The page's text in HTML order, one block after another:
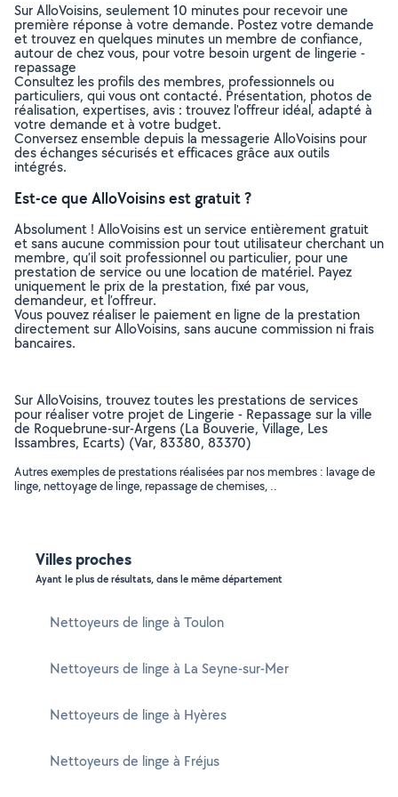
Sur AlloVoisins, seulement 10 minutes pour recevoir une
première réponse à votre demande. Postez votre demande
et trouvez en quelques minutes un membre de confiance,
autour de chez vous, pour votre besoin urgent de lingerie -
repassage
Consultez les profils des membres, professionnels ou
particuliers, qui vous ont contacté. Présentation, photos de
réalisation, expertises, avis : trouvez l'offreur idéal, adapté à
votre demande et à votre budget.
Conversez ensemble depuis la messagerie AlloVoisins pour
des échanges sécurisés et efficaces grâce aux outils
intégrés.
Est-ce que AlloVoisins est gratuit ?
Absolument ! AlloVoisins est un service entièrement gratuit
et sans aucune commission pour tout utilisateur cherchant un
membre, qu’il soit professionnel ou particulier, pour une
prestation de service ou une location de matériel. Payez
uniquement le prix de la prestation, fixé par vous,
demandeur, et l’offreur.
Vous pouvez réaliser le paiement en ligne de la prestation
directement sur AlloVoisins, sans aucune commission ni frais
bancaires.
Sur AlloVoisins, trouvez toutes les prestations de services
pour réaliser votre projet de Lingerie - Repassage sur la ville
de Roquebrune-sur-Argens (La Bouverie, Village, Les
Issambres, Ecarts) (Var, 83380, 83370)
Autres exemples de prestations réalisées par nos membres : lavage de
linge, nettoyage de linge, repassage de chemises, ..
Villes proches
Ayant le plus de résultats, dans le même département
Nettoyeurs de linge à Toulon
Nettoyeurs de linge à La Seyne-sur-Mer
Nettoyeurs de linge à Hyères
Nettoyeurs de linge à Fréjus